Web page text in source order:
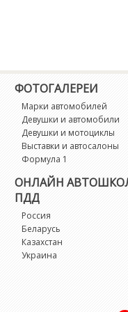
ФОТОГАЛЕРЕИ
Марки автомобилей
Девушки и автомобили
Девушки и мотоциклы
Выставки и автосалоны
Формула 1
ОНЛАЙН
ПДД
Россия
Беларусь
Казахстан
Украина